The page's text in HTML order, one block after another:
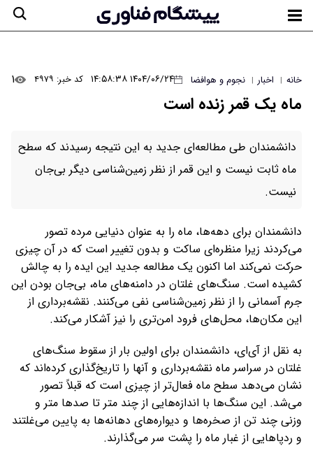
خانه | اخبار | نجوم و هوافضا ۱۴۰۴/۰۶/۲۴ ۱۴:۵۸:۳۸ کد خبر: ۴۹۷۹ ۱
ماه یک قمر زنده است
دانشمندان طی مطالعه‌ای جدید به این نتیجه رسیدند که سطح
ماه ثابت نیست و این قمر از نظر زمین‌شناسی دیگر بی‌جان
نیست.
دانشمندان برای دهه‌ها، ماه را به عنوان دنیایی مرده تصور
می‌کردند زیرا منظره‌ای ساکت و بدون تغییر است که در آن چیزی
حرکت نمی‌کند اما اکنون یک مطالعه‌ جدید این ایده را به چالش
کشیده است. سنگ‌های غلتان در دامنه‌های ماه، بی‌جان بودن این
جرم آسمانی را از نظر زمین‌شناسی نفی می‌کنند. نقشه‌برداری از
این مکان‌ها، محل‌های فرود امن‌تری را نیز آشکار می‌کند.
به نقل از آی‌ای، دانشمندان برای اولین بار از سقوط‌ سنگ‌های
غلتان در سراسر ماه نقشه‌برداری و آنها را تاریخ‌گذاری کرده‌اند که
نشان می‌دهد سطح ماه فعال‌تر از چیزی است که قبلاً تصور
می‌شد. این سنگ‌ها با اندازه‌هایی از چند متر تا صدها متر و
وزنی چند تن از صخره‌ها و دیواره‌های دهانه‌ها به پایین می‌غلتند
و ردپاهایی از غبار ماه را پشت سر می‌گذارند.